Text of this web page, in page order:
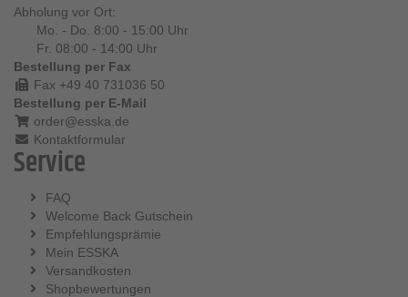
Abholung vor Ort:
Mo. - Do. 8:00 - 15:00 Uhr
Fr. 08:00 - 14:00 Uhr
Bestellung per Fax
Fax +49 40 731036 50
Bestellung per E-Mail
order@esska.de
Kontaktformular
Service
FAQ
Welcome Back Gutschein
Empfehlungsprämie
Mein ESSKA
Versandkosten
Shopbewertungen